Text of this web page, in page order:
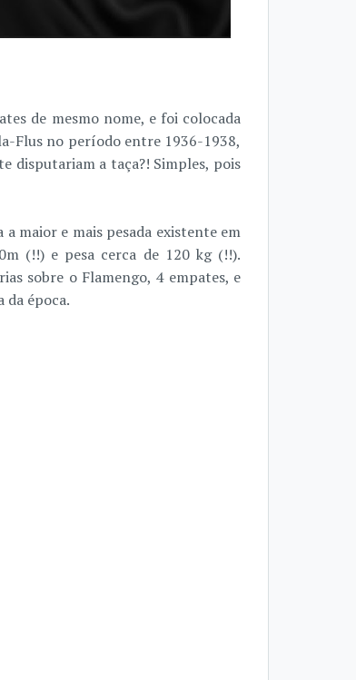
de mesmo nome, e foi colocada
Flus no período entre 1936-1938,
disputariam a taça?! Simples, pois
maior e mais pesada existente em
(!!) e pesa cerca de 120 kg (!!).
sobre o Flamengo, 4 empates, e
da época.